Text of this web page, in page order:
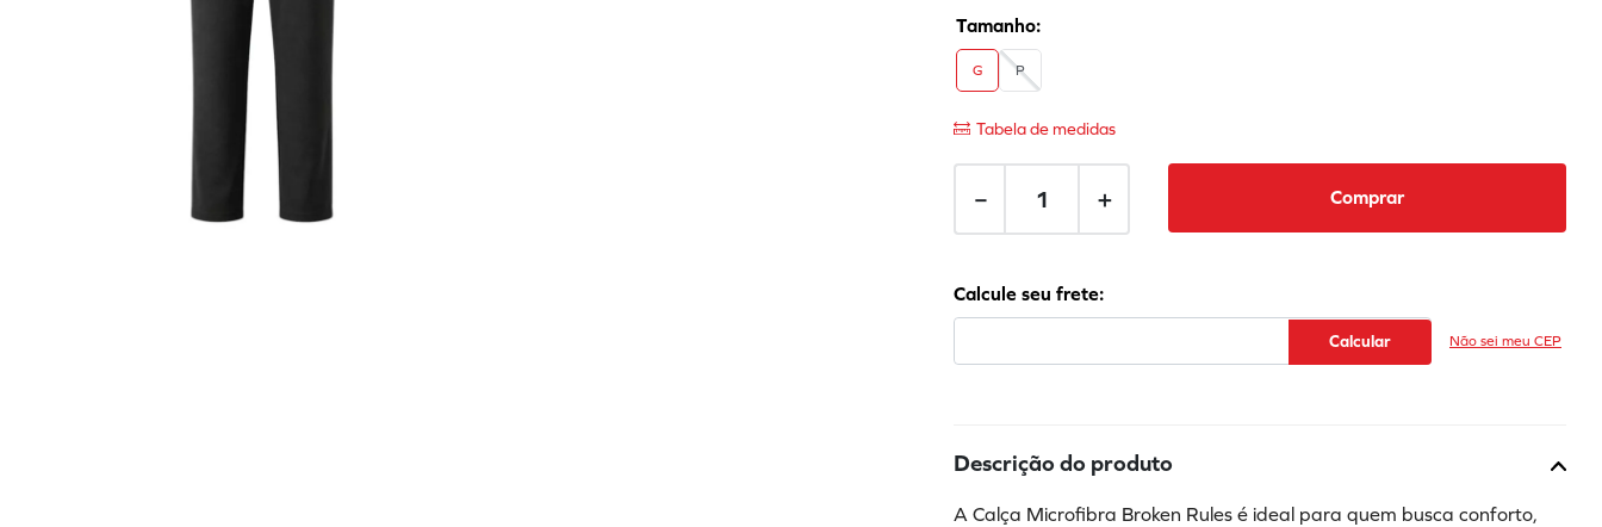
G P
Tabela de medidas
＋
－ Comprar
Não sei meu CEP
Descrição do produto
A Calça Microfibra Broken Rules é ideal para quem busca conforto,